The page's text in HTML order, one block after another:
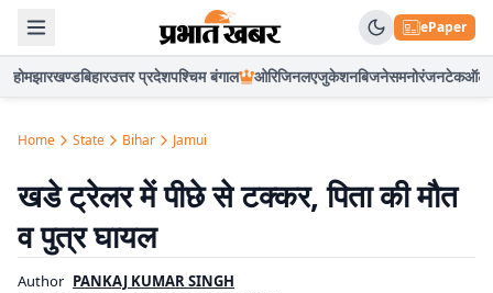
ePaper
होमझारखण्डबिहारउत्तर प्रदेशपश्चिम बंगाल ओरिजिनलएजुकेशनबिजनेसमनोरंजनटेकऑटो
Home State Bihar Jamui
खडे ट्रेलर में पीछे से टक्कर, पिता की मौत
व पुत्र घायल
Author PANKAJ KUMAR SINGH